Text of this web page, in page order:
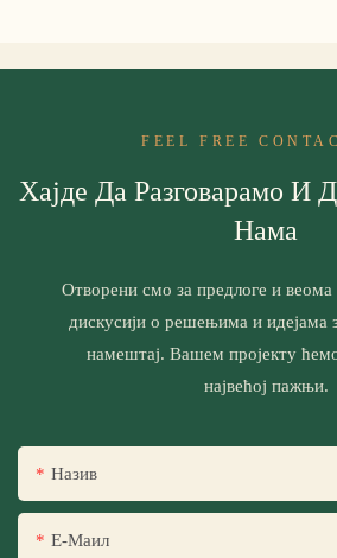
FEEL FREE
Хајде Да Разговарамо И
Нама
Отворени смо за предлоге и
дискусији о решењима и идејама
намештај. Вашем пројекту
највећој пажњи.
Назив
Е-Маил